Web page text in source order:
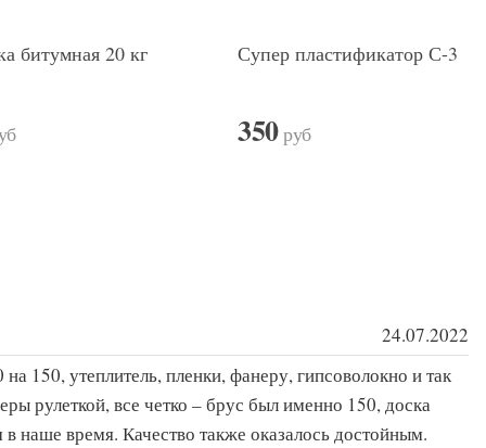
битумная 20 кг Супер пластификатор С-3
350руб
24.07.2022
150, утеплитель, пленки, фанеру, гипсоволокно и так
рулеткой, все четко – брус был именно 150, доска
время. Качество также оказалось достойным.